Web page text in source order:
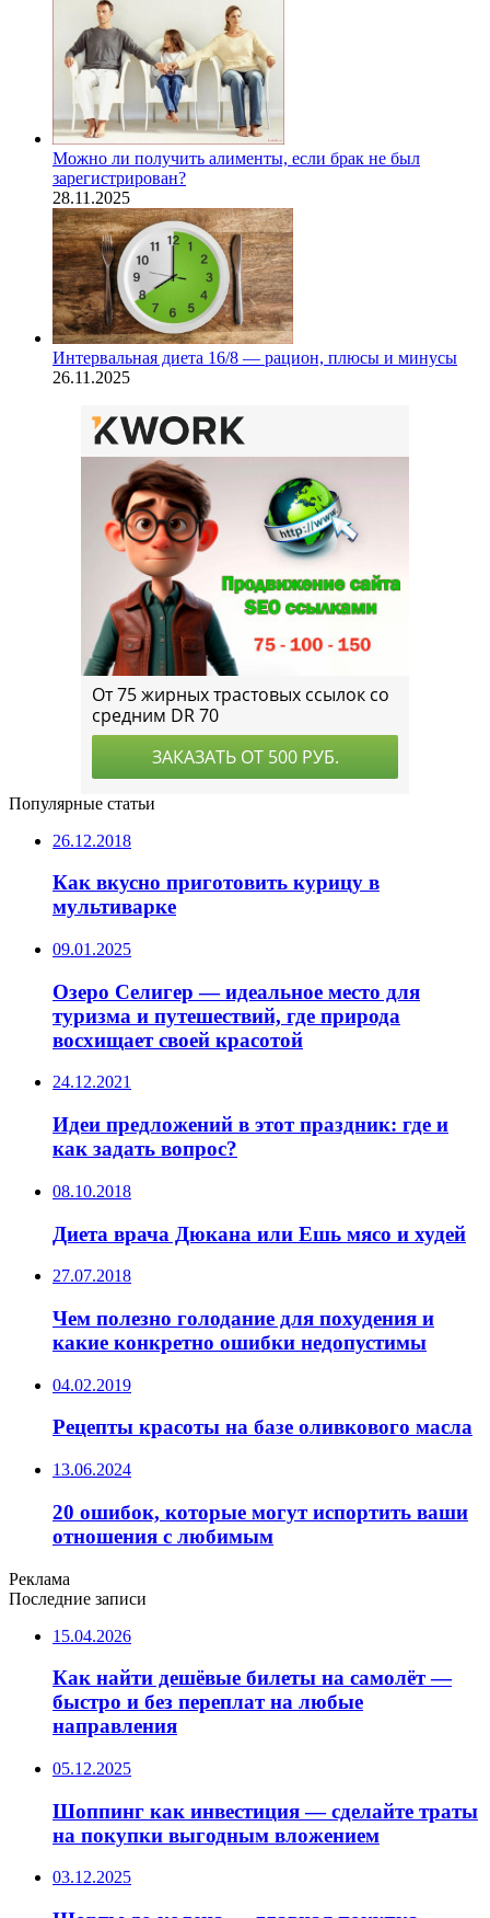
Можно ли получить алименты, если брак не был
зарегистрирован?
28.11.2025
Интервальная диета 16/8 — рацион, плюсы и минусы
26.11.2025
Популярные статьи
26.12.2018
Как вкусно приготовить курицу в
мультиварке
09.01.2025
Озеро Селигер — идеальное место для
туризма и путешествий, где природа
восхищает своей красотой
24.12.2021
Идеи предложений в этот праздник: где и
как задать вопрос?
08.10.2018
Диета врача Дюкана или Ешь мясо и худей
27.07.2018
Чем полезно голодание для похудения и
какие конкретно ошибки недопустимы
04.02.2019
Рецепты красоты на базе оливкового масла
13.06.2024
20 ошибок, которые могут испортить ваши
отношения с любимым
Реклама
Последние записи
15.04.2026
Как найти дешёвые билеты на самолёт —
быстро и без переплат на любые
направления
05.12.2025
Шоппинг как инвестиция — сделайте траты
на покупки выгодным вложением
03.12.2025